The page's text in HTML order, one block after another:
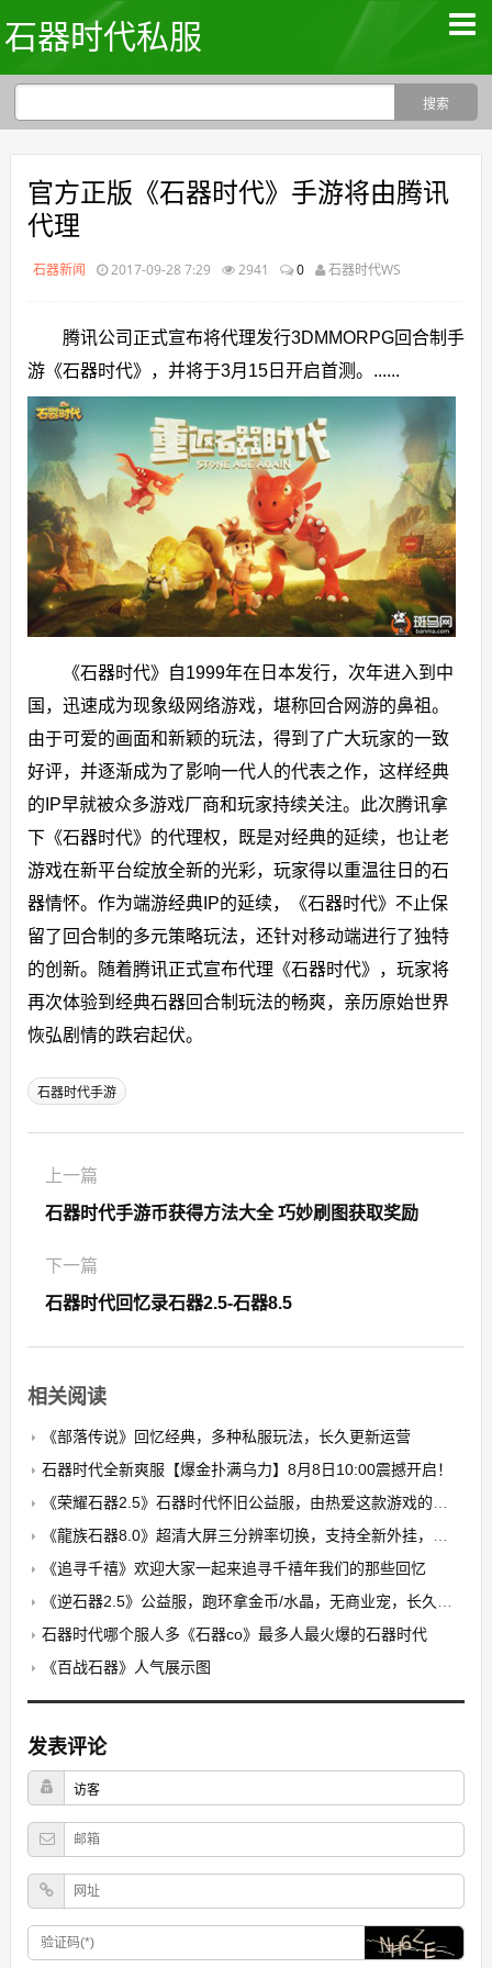
石器时代私服
官方正版《石器时代》手游将由腾讯
代理
石器新闻 2017-09-28 7:29 2941 0 石器时代WS
腾讯公司正式宣布将代理发行3DMMORPG回合制手
游《石器时代》，并将于3月15日开启首测。......
《石器时代》自1999年在日本发行，次年进入到中
国，迅速成为现象级网络游戏，堪称回合网游的鼻祖。
由于可爱的画面和新颖的玩法，得到了广大玩家的一致
好评，并逐渐成为了影响一代人的代表之作，这样经典
的IP早就被众多游戏厂商和玩家持续关注。此次腾讯拿
下《石器时代》的代理权，既是对经典的延续，也让老
游戏在新平台绽放全新的光彩，玩家得以重温往日的石
器情怀。作为端游经典IP的延续，《石器时代》不止保
留了回合制的多元策略玩法，还针对移动端进行了独特
的创新。随着腾讯正式宣布代理《石器时代》，玩家将
再次体验到经典石器回合制玩法的畅爽，亲历原始世界
恢弘剧情的跌宕起伏。
石器时代手游
上一篇
石器时代手游币获得方法大全 巧妙刷图获取奖励
下一篇
石器时代回忆录石器2.5-石器8.5
相关阅读
《部落传说》回忆经典，多种私服玩法，长久更新运营
石器时代全新爽服【爆金扑满乌力】8月8日10:00震撼开启！​
《荣耀石器2.5》石器时代怀旧公益服，由热爱这款游戏的玩家自发搭建的公益养老PK服
《龍族石器8.0》超清大屏三分辨率切换，支持全新外挂，无卡顿，无花屏，限7开
《追寻千禧》欢迎大家一起来追寻千禧年我们的那些回忆
《逆石器2.5》公益服，跑环拿金币/水晶，无商业宠，长久稳定
石器时代哪个服人多《石器co》最多人最火爆的石器时代
《百战石器》人气展示图
发表评论